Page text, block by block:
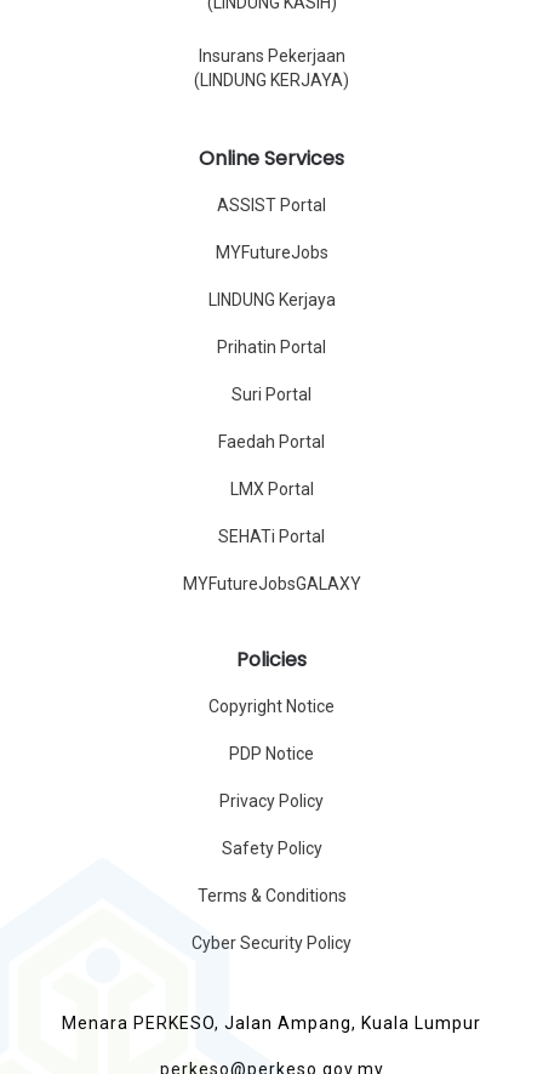
Insurans Pekerjaan
(LINDUNG KERJAYA)
Online Services
ASSIST Portal
MYFutureJobs
LINDUNG Kerjaya
Prihatin Portal
Suri Portal
Faedah Portal
LMX Portal
SEHATi Portal
MYFutureJobsGALAXY
Policies
Copyright Notice
PDP Notice
Privacy Policy
Safety Policy
Terms & Conditions
Cyber Security Policy
Menara PERKESO, Jalan Ampang, Kuala Lumpur
perkeso@perkeso.gov.my